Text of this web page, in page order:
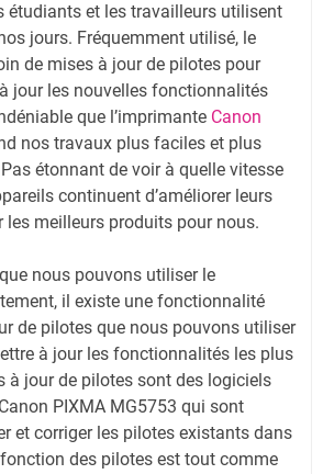
étudiants et les travailleurs utilisent
jours. Fréquemment utilisé, le
de mises à jour de pilotes pour
jour les nouvelles fonctionnalités
que l’imprimante Canon
nos travaux plus faciles et plus
étonnant de voir à quelle vitesse
continuent d’améliorer leurs
les meilleurs produits pour nous.
nous pouvons utiliser le
il existe une fonctionnalité
de pilotes que nous pouvons utiliser
à jour les fonctionnalités les plus
à jour de pilotes sont des logiciels
PIXMA MG5753 qui sont
et corriger les pilotes existants dans
des pilotes est tout comme